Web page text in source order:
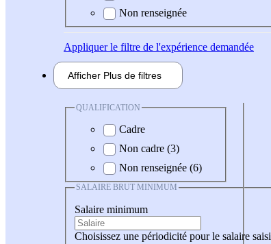
Non renseignée
Appliquerle filtre de l'expérience demandée
Afficher Plus de filtres
QUALIFICATION
Cadre
Non cadre (3)
Non renseignée (6)
SALAIRE BRUT MINIMUM
Salaire minimum
Choisissez une périodicité pour le salaire saisi